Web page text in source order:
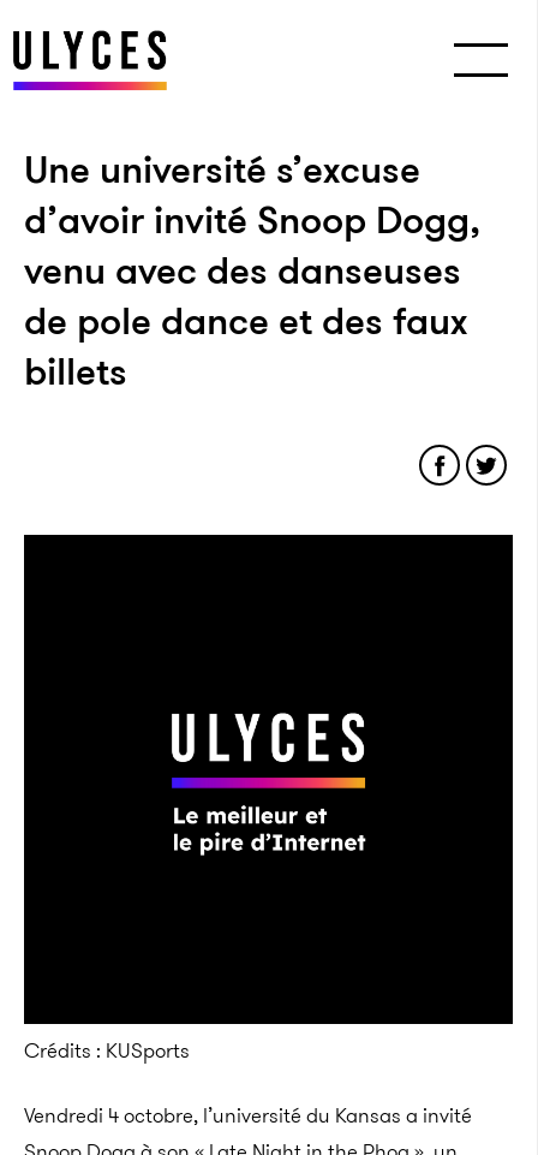
Une université s’excuse
d’avoir invité Snoop Dogg,
venu avec des danseuses
de pole dance et des faux
billets
Crédits : KUSports
Vendredi 4 octobre, l’université du Kansas a invité